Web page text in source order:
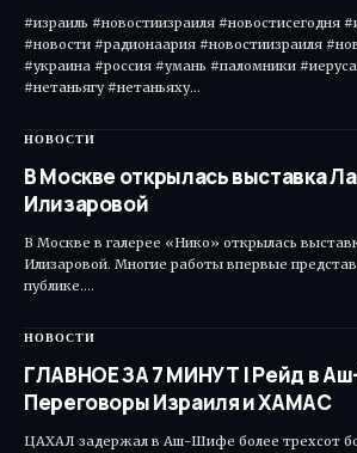
#израиль #новостиизраиля #новостисегодня
#новости #радионаария #новостиизраиля
#украина #россия #умань #паломники
#нетаньягу #нетаньяху…
НОВОСТИ
В Москве открылась выставка
Илизаровой
В Москве в галерее «Нико» открылась
Илизаровой. Многие работы впервые
публике.…
НОВОСТИ
ГЛАВНОЕ ЗА 7 МИНУТ | Рейд в
Переговоры Израиля и ХАМАС
ЦАХАЛ задержал в Аш-Шифе более трехсот